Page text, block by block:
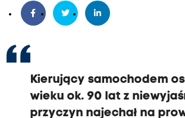
Kierujący samochodem
wieku ok. 90 lat z
przyczyn najechał na